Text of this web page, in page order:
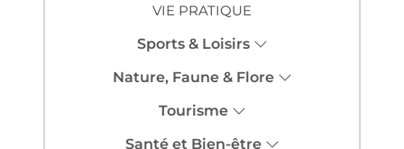
VIE PRATIQUE
Sports & Loisirs
Nature, Faune & Flore
Tourisme
Santé et Bien-être